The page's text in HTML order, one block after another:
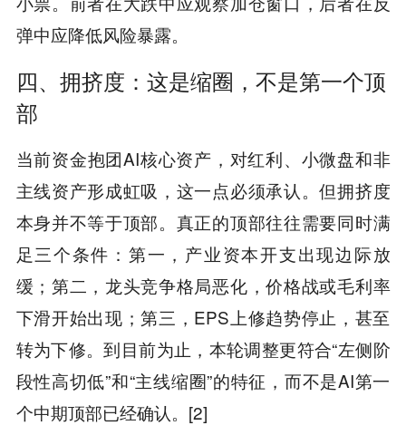
弹中应降低风险暴露。
四、拥挤度：这是缩圈，不是第一个顶
部
当前资金抱团AI核心资产，对红利、小微盘和非
主线资产形成虹吸，这一点必须承认。但拥挤度
本身并不等于顶部。真正的顶部往往需要同时满
足三个条件：第一，产业资本开支出现边际放
缓；第二，龙头竞争格局恶化，价格战或毛利率
下滑开始出现；第三，EPS上修趋势停止，甚至
转为下修。到目前为止，本轮调整更符合“左侧阶
段性高切低”和“主线缩圈”的特征，而不是AI第一
个中期顶部已经确认。[2]